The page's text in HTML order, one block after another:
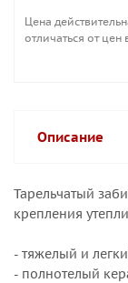
Цена
отличаться от
Описание
Тарельчатый
крепления
- тяжелый и
- полнотелый